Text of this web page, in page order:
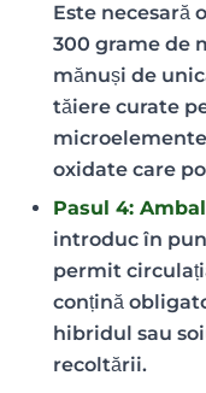
Este necesară
300 grame de
mănuși de
tăiere curate
oxidate care
Pasul 4:
introduc în
permit
conțină
hibridul sau
recoltării.